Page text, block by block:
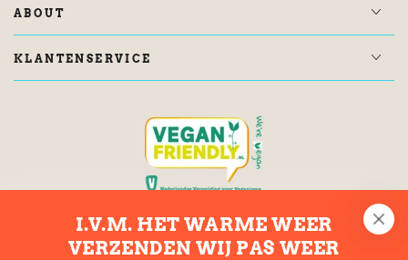
ABOUT
KLANTENSERVICE
KRUIMELSPOOR
I.V.M. HET WARME WEER
VERZENDEN WIJ PAS WEER